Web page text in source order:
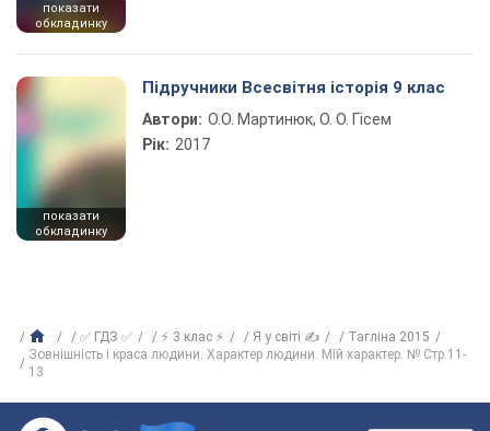
показати
обкладинку
показати
обкладинку
Підручники Всесвітня історія 9 клас
Автори: О.О. Мартинюк, О. О. Гісем
Рік: 2017
✅ ГДЗ ✅ ⚡ 3 клас ⚡ Я у світі ✍
Тагліна 2015
Зовнішність і краса людини. Характер людини. Мій характер. № Стр.11-
13